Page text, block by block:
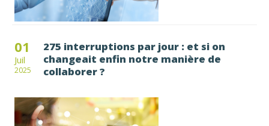
01
Juil
2025
275 interruptions par jour : et si on
changeait enfin notre manière de
collaborer ?